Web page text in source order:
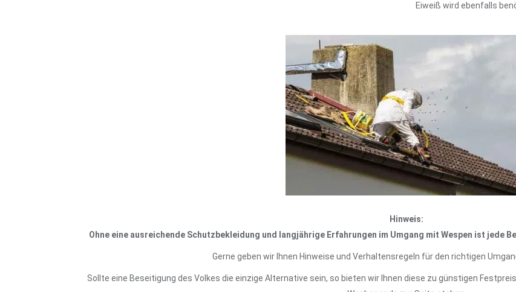
Eiweiß wird ebenfalls
Hinweis:
Ohne eine ausreichende Schutzbekleidung und langjährige Erfahrungen im Umgang mit Wespen ist jede
Gerne geben wir Ihnen Hinweise und Verhaltensregeln für den richtigen
Sollte eine Beseitigung des Volkes die einzige Alternative sein, so bieten wir Ihnen diese zu günstigen